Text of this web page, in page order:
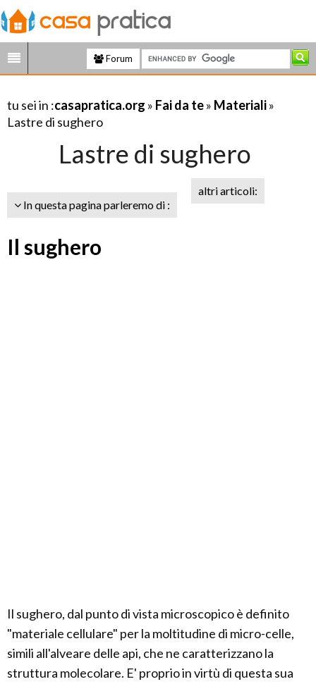
Forum
tu sei in :casapratica.org » Fai da te» Materiali»
Lastre di sughero
Lastre di sughero
In questa pagina parleremo di :
altri articoli:
Il sughero
Il sughero, dal punto di vista microscopico è definito
"materiale cellulare" per la moltitudine di micro-celle,
simili all'alveare delle api, che ne caratterizzano la
struttura molecolare. E' proprio in virtù di questa sua